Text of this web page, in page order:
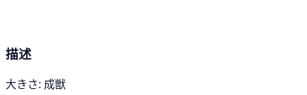
描述
大きさ: 成獣